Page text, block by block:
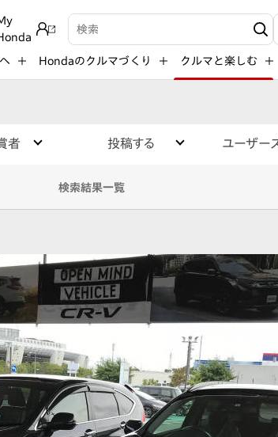
検索キーワード入力
Hondaのクルマづくり クルマと楽しむ
者 投稿する ユーザー
検索結果一覧